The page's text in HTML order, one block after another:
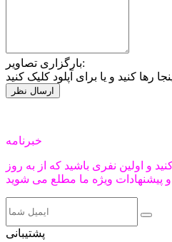
بارگزاری تصاویر:
خبرنامه
و اولین نفری باشید که از به روز
پشتیبانی